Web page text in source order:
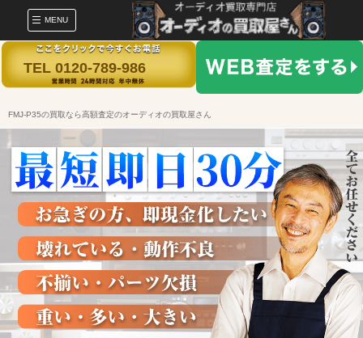
MENU
TEL 0120-789-986
FMJ-P35の買取なら高額査定のオーディオの買取屋さん